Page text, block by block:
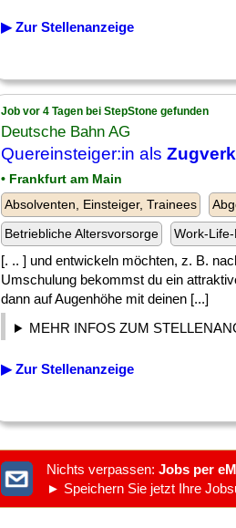
▶ Zur Stellenanzeige
Job vor 4 Tagen bei StepStone gefunden
Deutsche Bahn AG
Quereinsteiger:in als
• Frankfurt am Main
Absolventen, Einsteiger, Trainees
Betriebliche Altersvorsorge
Work-
[. .. ] und entwickeln möchten, z. B.
Umschulung bekommst du ein
dann auf Augenhöhe mit deinen [...]
MEHR INFOS ZUM
▶ Zur Stellenanzeige
Nichts verpassen: Jobs per
► Speichern Sie jetzt Ihre